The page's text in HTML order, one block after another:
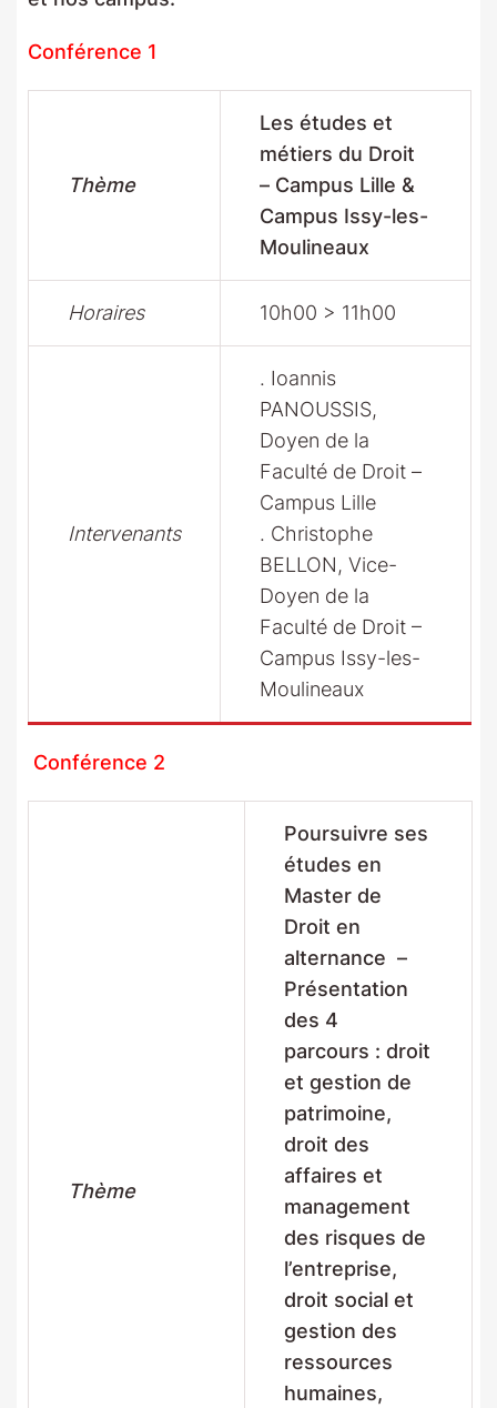
Conférence 1
Thème
Les études et
métiers du Droit
– Campus Lille &
Campus Issy-les-
Moulineaux
Horaires 10h00 > 11h00
Intervenants
. Ioannis
PANOUSSIS,
Doyen de la
Faculté de Droit –
Campus Lille
. Christophe
BELLON, Vice-
Doyen de la
Faculté de Droit –
Campus Issy-les-
Moulineaux
Conférence 2
Thème
Poursuivre ses
études en
Master de
Droit en
alternance –
Présentation
des 4
parcours : droit
et gestion de
patrimoine,
droit des
affaires et
management
des risques de
l’entreprise,
droit social et
gestion des
ressources
humaines,